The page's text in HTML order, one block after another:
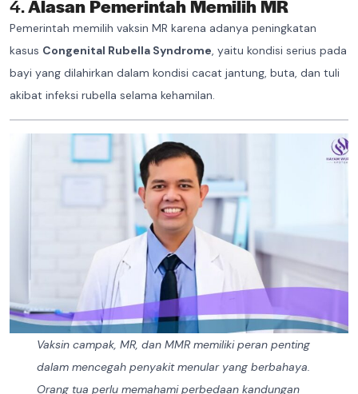
Pemerintah memilih vaksin MR karena adanya peningkatan
kasus Congenital Rubella Syndrome , yaitu kondisi serius pada
bayi yang dilahirkan dalam kondisi cacat jantung, buta, dan tuli
akibat infeksi rubella selama kehamilan.
Vaksin campak, MR, dan MMR memiliki peran penting
dalam mencegah penyakit menular yang berbahaya.
Orang tua perlu memahami perbedaan kandungan